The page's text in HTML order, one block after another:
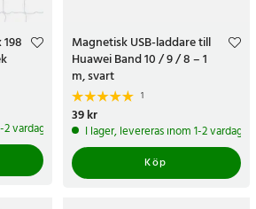
vardagar
Magnetisk USB-laddare till
Huawei Band 10 / 9 / 8 – 1
m, svart
1
Pris:
39 kr
I lager, levereras inom 1-2 vardagar
Köp